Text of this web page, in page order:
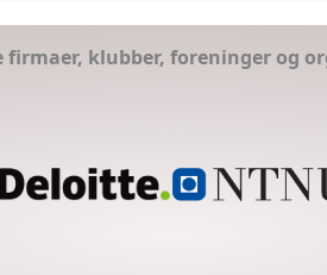
klubber, foreninger og